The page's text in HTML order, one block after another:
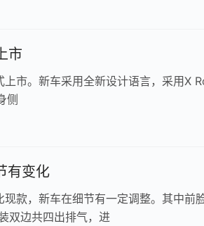
市
市。新车采用全新设计语言，采用X
侧
有变化
款，新车在细节有一定调整。其中前
双边共四出排气，进